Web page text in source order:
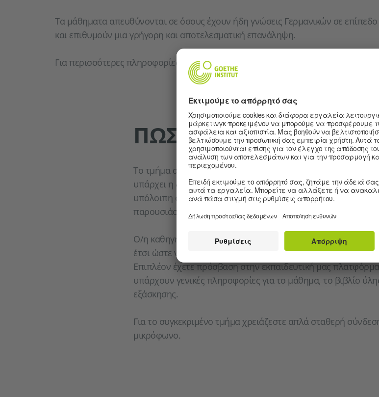
Τα μάθηματα απευθύνονται σε όσους έχουν ήδη γνώσεις Γερμανικών σε επίπεδο
και επιθυμούν μια γρήγορη και αποτελεσματική επανάληψη.
Για περισσότερες πληροφορίες και δηλώσεις συμμετοχής, επικοινωνήστε μαζί
ΠΏΣ ΛΕΙΤΟΥΡΓΕΊ;
Το τμήμα αυτό πραγματοποιείται μέσω της πλατφόρμας
υπάρχει η δυνατότητα αλληλεπίδρασης μαζί με τον/την
υπόλοιπη ομάδα. Μπορείτε να κάνετε ασκήσεις σε μικρά
παρουσιάσετε τα αποτελέσματά σας.
Ο/η καθηγητής/-ρια χρησιμοποιεί τις πιο σύγχρονες
έτσι ώστε να σημειώνετε γρήγορη πρόοδο σε κυρίως στην
Επιπλέον έχετε πρόσβαση στην εκπαιδευτική μας
υπάρχουν γενικές πληροφορίες για το μάθημα, το βιβλίο
εξάσκησης.
Για το συγκεκριμένο τμήμα χρειάζεστε απλά σταθερή
μικρόφωνο.